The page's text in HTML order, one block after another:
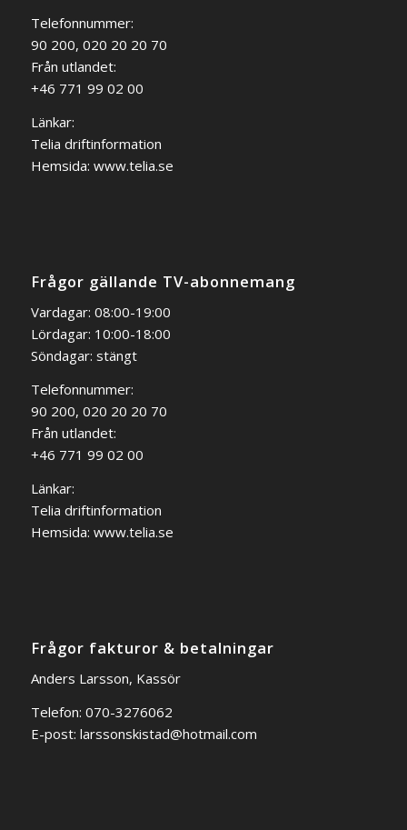
Telefonnummer:
90 200, 020 20 20 70
Från utlandet:
+46 771 99 02 00
Länkar:
Telia driftinformation
Hemsida: www.telia.se
Frågor gällande TV-abonnemang
Vardagar: 08:00-19:00
Lördagar: 10:00-18:00
Söndagar: stängt
Telefonnummer:
90 200, 020 20 20 70
Från utlandet:
+46 771 99 02 00
Länkar:
Telia driftinformation
Hemsida: www.telia.se
Frågor fakturor & betalningar
Anders Larsson, Kassör
Telefon: 070-3276062
E-post: larssonskistad@hotmail.com